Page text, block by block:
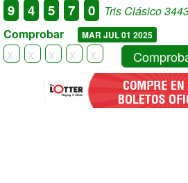
9 4 5 7 0
Tris Clásico
Comprobar
MAR JUL 01 2025